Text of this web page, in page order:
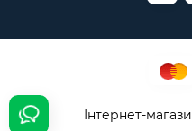
Інтернет-